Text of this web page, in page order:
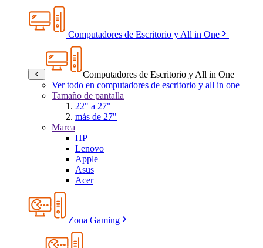
Computadores de Escritorio y All in One
Computadores de Escritorio y All in One
Ver todo en computadores de escritorio y all in one
Tamaño de pantalla
22" a 27"
más de 27"
Marca
HP
Lenovo
Apple
Asus
Acer
Zona Gaming